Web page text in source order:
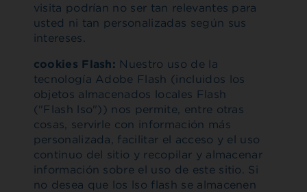
visita podrían no ser tan relevantes para
usted ni tan personalizadas según sus
intereses.
cookies Flash: Nuestro uso de la
tecnología Adobe Flash (incluidos los
objetos almacenados locales Flash
("Flash lso")) nos permite, entre otras
cosas, servirle con información más
personalizada, facilitar el acceso y el uso
continuo del sitio y recopilar y almacenar
información sobre el uso de este sitio. Si
no desea que los lso flash se almacenen